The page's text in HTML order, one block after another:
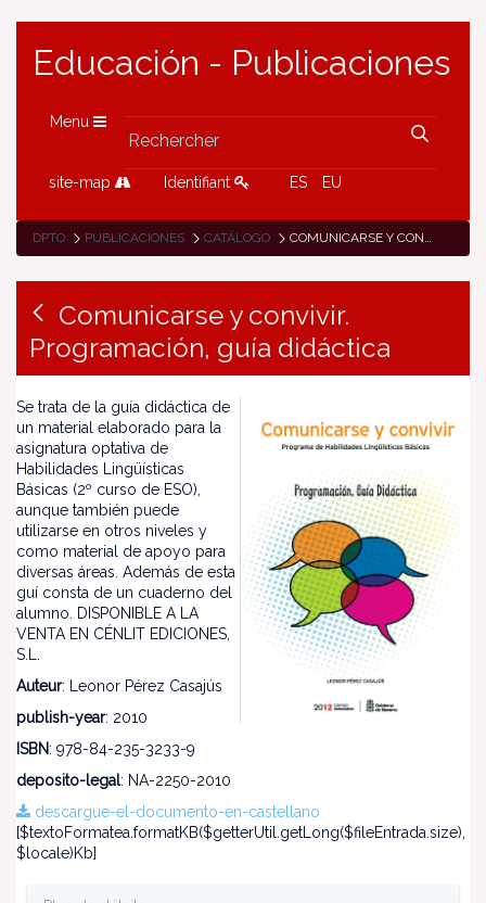
Educación - Publicaciones
Menu
site-map Identifiant ES EU
DPTO PUBLICACIONES CATÁLOGO COMUNICARSE Y CONVIVIR. PROGRAMACIÓN, GUÍA DIDÁCTICA
Comunicarse y convivir.
Programación, guía didáctica
Se trata de la guía didáctica de
un material elaborado para la
asignatura optativa de
Habilidades Lingüísticas
Básicas (2º curso de ESO),
aunque también puede
utilizarse en otros niveles y
como material de apoyo para
diversas áreas. Además de esta
guí consta de un cuaderno del
alumno. DISPONIBLE A LA
VENTA EN CÉNLIT EDICIONES,
S.L.
Auteur: Leonor Pérez Casajús
publish-year: 2010
ISBN: 978-84-235-3233-9
deposito-legal: NA-2250-2010
descargue-el-documento-en-castellano
[$textoFormatea.formatKB($getterUtil.getLong($fileEntrada.size),
$locale)Kb]